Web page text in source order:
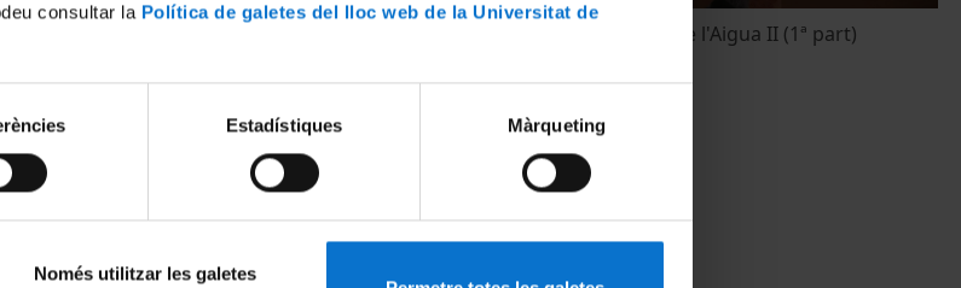
consultar la Política de galetes del lloc web de la Universitat de
Estadístiques Màrqueting
Només utilitzar les galetes
finds. Klaus Hirsch
9 setembre, 2015
Arqueologia de l'Aigua II (1ª part)